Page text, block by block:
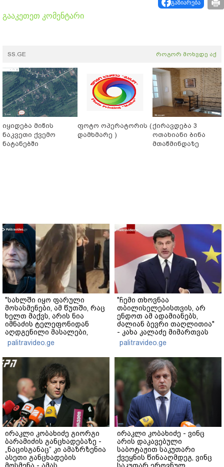
გაზიარება
გააკეთეთ კომენტარი
SS.GE როგორ მოხვდე აქ
იყიდება მიწის
ნაკვეთი ქვემო
ნატანებში
ფოტო ოპერატორის (
დამხმარე )
ქირავდება 3
ოთახიანი ბინა
მთაწმინდაზე
"სახლში იყო ფარული
მოსასმენები, ამ წუთში, რაც
ხელთ მაქვს, არის ნია
იმნაძის ტელეფონიდან
აღდგენილი მასალები,
არის ანძები, დეტალურები"
- ეკა კუპატაძე
palitravideo.ge
"ჩემი თხოვნაა
თბილისელებისთვის, არ
ენდოთ ამ ადამიანებს,
ძალიან ბევრი თაღლითია"
- კახა კალაძე მიმართვას
ავრცელებს
palitravideo.ge
ირაკლი კობახიძე გიორგი
ბარამიძის განცხადებაზე -
„ნაცისგანაც“ კი ამაზრზენია
ასეთი განცხადების
მოსმენა - ამას
ირაკლი კობახიძე - ვინც
არის დაკავებული
საბოტაჟით საკუთარი
ქვეყნის წინააღმდეგ, ვინც
საკუთარ ეროვნულ